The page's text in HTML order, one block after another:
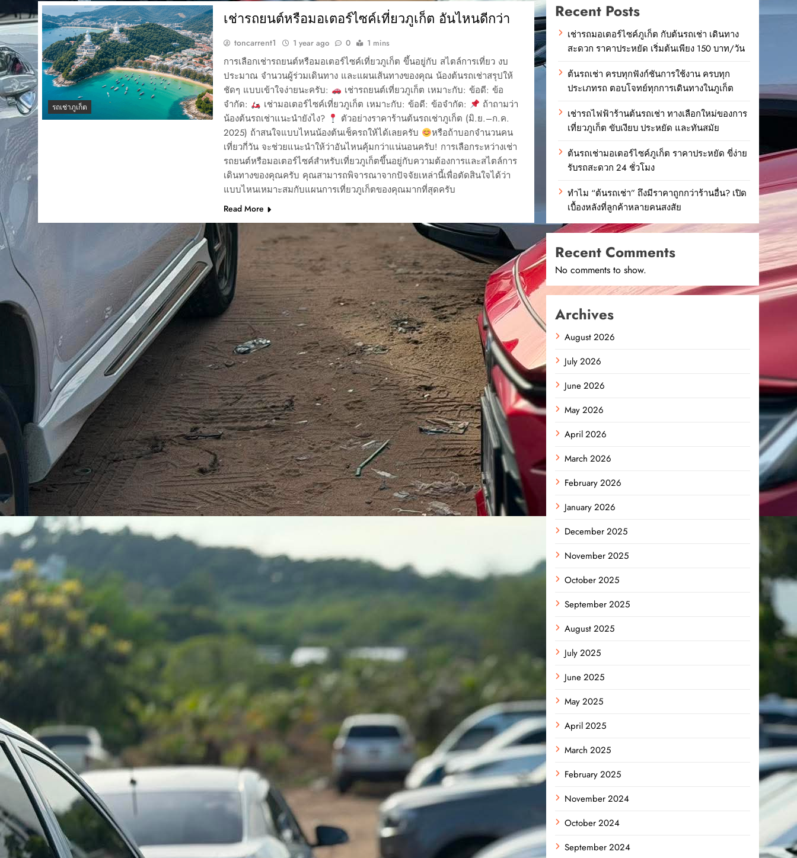
รถเช่าภูเก็ต
เช่ารถยนต์หรือมอเตอร์ไซค์เที่ยวภูเก็ต อันไหนดีกว่า
toncarrent1 1 year ago 0 1 mins
การเลือกเช่ารถยนต์หรือมอเตอร์ไซค์เที่ยวภูเก็ต ขึ้นอยู่กับ สไตล์การเที่ยว งบ
ประมาณ จำนวนผู้ร่วมเดินทาง และแผนเส้นทางของคุณ น้องต้นรถเช่าสรุปให้
ชัดๆ แบบเข้าใจง่ายนะครับ:
เช่ารถยนต์เที่ยวภูเก็ต เหมาะกับ: ข้อดี: ข้อ
จำกัด:
เช่ามอเตอร์ไซค์เที่ยวภูเก็ต เหมาะกับ: ข้อดี: ข้อจำกัด:
ถ้าถามว่า
น้องต้นรถเช่าแนะนำยังไง?
ตัวอย่างราคาร้านต้นรถเช่าภูเก็ต (มิ.ย.–ก.ค.
2025) ถ้าสนใจแบบไหนน้องต้นเช็ครถให้ได้เลยครับ
หรือถ้าบอกจำนวนคน
เที่ยวกี่วัน จะช่วยแนะนำให้ว่าอันไหนคุ้มกว่าแน่นอนครับ! การเลือกระหว่างเช่า
รถยนต์หรือมอเตอร์ไซค์สำหรับเที่ยวภูเก็ตขึ้นอยู่กับความต้องการและสไตล์การ
เดินทางของคุณครับ คุณสามารถพิจารณาจากปัจจัยเหล่านี้เพื่อตัดสินใจได้ว่า
แบบไหนเหมาะสมกับแผนการเที่ยวภูเก็ตของคุณมากที่สุดครับ
Read More
Recent Posts
เช่ารถมอเตอร์ไซค์ภูเก็ต กับต้นรถเช่า เดินทาง
สะดวก ราคาประหยัด เริ่มต้นเพียง 150 บาท/วัน
ต้นรถเช่า ครบทุกฟังก์ชันการใช้งาน ครบทุก
ประเภทรถ ตอบโจทย์ทุกการเดินทางในภูเก็ต
เช่ารถไฟฟ้าร้านต้นรถเช่า ทางเลือกใหม่ของการ
เที่ยวภูเก็ต ขับเงียบ ประหยัด และทันสมัย
ต้นรถเช่ามอเตอร์ไซค์ภูเก็ต ราคาประหยัด ขี่ง่าย
รับรถสะดวก 24 ชั่วโมง
ทำไม “ต้นรถเช่า” ถึงมีราคาถูกกว่าร้านอื่น? เปิด
เบื้องหลังที่ลูกค้าหลายคนสงสัย
Recent Comments
No comments to show.
Archives
August 2026
July 2026
June 2026
May 2026
April 2026
March 2026
February 2026
January 2026
December 2025
November 2025
October 2025
September 2025
August 2025
July 2025
June 2025
May 2025
April 2025
March 2025
February 2025
November 2024
October 2024
September 2024